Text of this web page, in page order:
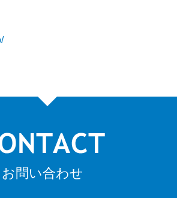
お問い合わせ